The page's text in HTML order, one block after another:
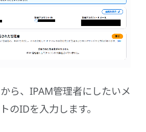
から、IPAM管理者にしたいメ
のIDを入力します。